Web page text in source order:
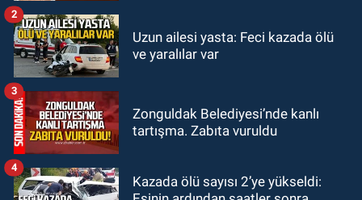
11:45Karabük'te oğluna mesaj
10:14Polis Akademisi Başkanlığı
Uzun ailesi yasta: Feci kazada ölü
ve yaralılar var
2
Zonguldak Belediyesi’nde kanlı
tartışma. Zabıta vuruldu
3
Kazada ölü sayısı 2’ye yükseldi:
4